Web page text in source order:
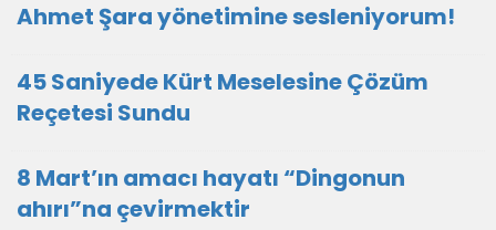
Ahmet Şara yönetimine sesleniyorum!
45 Saniyede Kürt Meselesine Çözüm
Reçetesi Sundu
8 Mart’ın amacı hayatı “Dingonun
ahırı”na çevirmektir